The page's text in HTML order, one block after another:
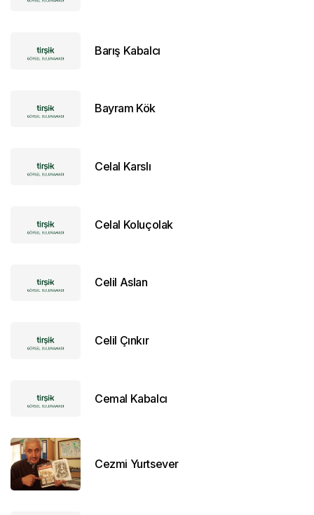
Barış Kabalcı
Bayram Kök
Celal Karslı
Celal Koluçolak
Celil Aslan
Celil Çınkır
Cemal Kabalcı
Cezmi Yurtsever